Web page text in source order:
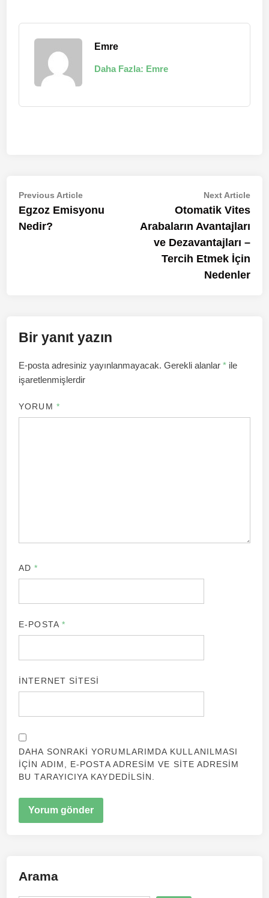
Emre
Daha Fazla: Emre
Yazı
gezinmesi
Previous ArticlePrevious
article:
Egzoz Emisyonu
Nedir?
Next ArticleNext
Otomatik Vites
Arabaların Avantajları
ve Dezavantajları –
Tercih Etmek İçin
Nedenler
Bir yanıt yazın
E-posta adresiniz yayınlanmayacak. Gerekli alanlar* ile
işaretlenmişlerdir
YORUM *
AD*
E-POSTA *
İNTERNET SITESI
DAHA SONRAKI YORUMLARIMDA KULLANILMASI
IÇIN ADIM, E-POSTA ADRESIM VE SITE ADRESIM
BU TARAYICIYA KAYDEDILSIN.
Arama